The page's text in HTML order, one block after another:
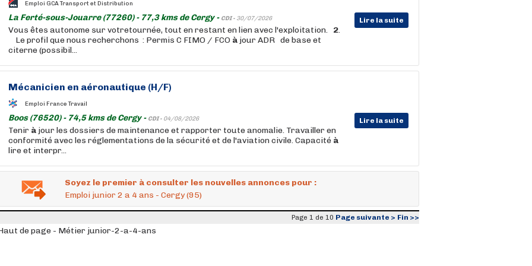
Emploi GCA Transport et Distribution
La Ferté-sous-Jouarre (77260) - 77,3 kms de Cergy - CDI - 30/07/2026 Lire la suite
Vous êtes autonome sur votretournée, tout en restant en lien avec l'exploitation. 2.
Le profil que nous recherchons : Permis C FIMO / FCO à jour ADR de base et
citerne (possibil...
Mécanicien en aéronautique (H/F)
Emploi France Travail
Boos (76520) - 74,5 kms de Cergy - CDI - 04/08/2026 Lire la suite
Tenir à jour les dossiers de maintenance et rapporter toute anomalie. Travailler en
conformité avec les réglementations de la sécurité et de l'aviation civile. Capacité à
lire et interpr...
Soyez le premier à consulter les nouvelles annonces pour :
Emploi junior 2 a 4 ans - Cergy (95)
Page 1 de 10 Page suivante > Fin >>
de page - Métier junior-2-a-4-ans